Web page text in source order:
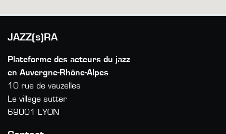
JAZZ(s)RA
Plateforme des acteurs du jazz
en Auvergne-Rhône-Alpes
10 rue de vauzelles
Le village sutter
69001 LYON